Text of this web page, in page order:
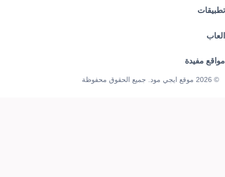
تطبيقات
العاب
مواقع مفيدة
© 2026 موقع ايجي مود. جميع الحقوق محفوظة